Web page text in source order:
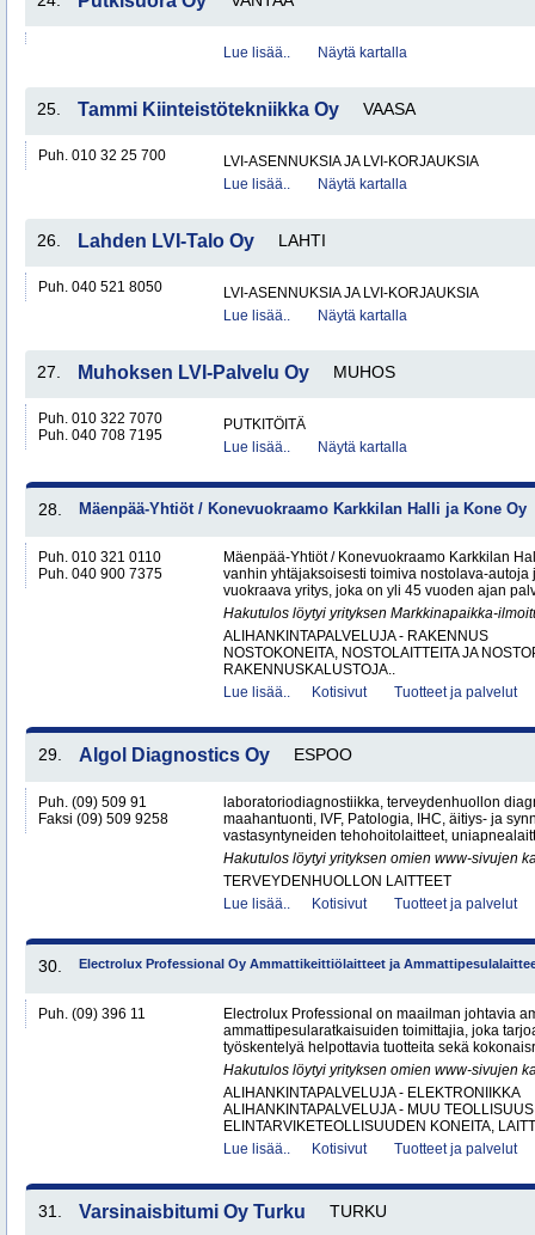
Lue lisää.. Näytä kartalla
25. Tammi Kiinteistötekniikka Oy VAASA
Puh. 010 32 25 700
LVI-ASENNUKSIA JA LVI-KORJAUKSIA
Lue lisää..
Näytä kartalla
26. Lahden LVI-Talo Oy LAHTI
Puh. 040 521 8050
LVI-ASENNUKSIA JA LVI-KORJAUKSIA
Lue lisää..
Näytä kartalla
27. Muhoksen LVI-Palvelu Oy MUHOS
Puh. 010 322 7070
Puh. 040 708 7195
PUTKITÖITÄ
Lue lisää..
Näytä kartalla
28. Mäenpää-Yhtiöt / Konevuokraamo Karkkilan Halli ja Kone Oy
Puh. 010 321 0110
Puh. 040 900 7375
Mäenpää-Yhtiöt / Konevuokraamo Karkkilan
vanhin yhtäjaksoisesti toimiva nostolava-autoja
vuokraava yritys, joka on yli 45 vuoden ajan
Hakutulos löytyi yrityksen Markkinapaikka-
ALIHANKINTAPALVELUJA - RAKENNUS
NOSTOKONEITA, NOSTOLAITTEITA JA
RAKENNUSKALUSTOJA..
Lue lisää..
Kotisivut Tuotteet ja palvelut
29. Algol Diagnostics Oy ESPOO
Puh. (09) 509 91
Faksi (09) 509 9258
laboratoriodiagnostiikka, terveydenhuollon
maahantuonti, IVF, Patologia, IHC, äitiys- ja
vastasyntyneiden tehohoitolaitteet,
Hakutulos löytyi yrityksen omien www-sivujen
TERVEYDENHUOLLON LAITTEET
Lue lisää..
Kotisivut Tuotteet ja palvelut
30. Electrolux Professional Oy Ammattikeittiölaitteet ja
Puh. (09) 396 11
Electrolux Professional on maailman johtavia
ammattipesularatkaisuiden toimittajia, joka
työskentelyä helpottavia tuotteita sekä
Hakutulos löytyi yrityksen omien www-sivujen
ALIHANKINTAPALVELUJA - ELEKTRONIIKKA
ALIHANKINTAPALVELUJA - MUU TEOLLISUUS
ELINTARVIKETEOLLISUUDEN KONEITA,
Lue lisää..
Kotisivut Tuotteet ja palvelut
31. Varsinaisbitumi Oy Turku TURKU